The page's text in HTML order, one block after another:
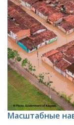
Масштабные